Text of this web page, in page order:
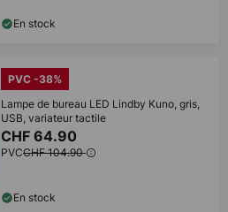
En stock
PVC -38%
Lampe de bureau LED Lindby Kuno, gris,
USB, variateur tactile
CHF 64.90
PVCCHF 104.90
En stock